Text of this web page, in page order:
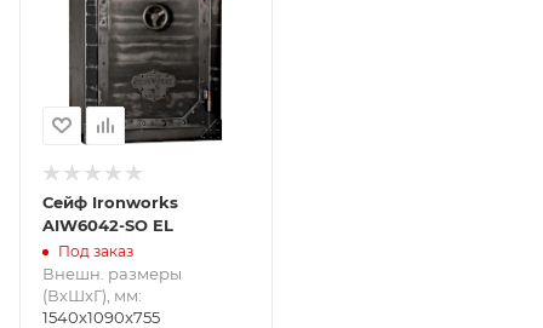
Сейф Ironworks
AIW6042-SO EL
Под заказ
Внешн. размеры
(ВxШxГ), мм:
1540x1090x755